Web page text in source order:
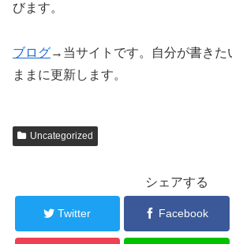
びます。
ブログ→当サイトです。自分が書きた
ままに更新します。
Uncategorized
シェアする
Twitter Facebook